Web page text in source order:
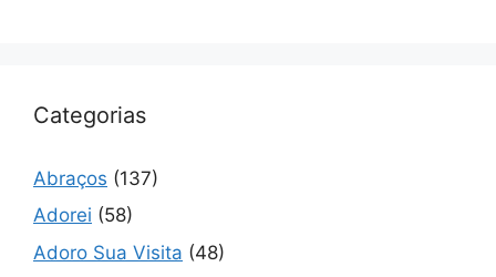
Categorias
Abraços (137)
Adorei (58)
Adoro Sua Visita (48)